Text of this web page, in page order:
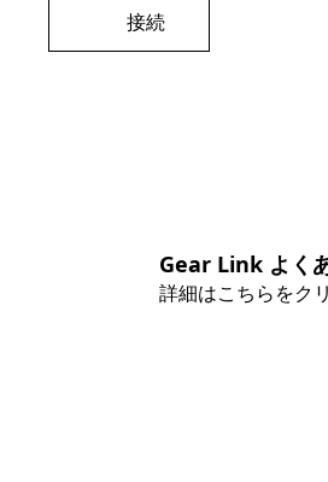
接続
Gear Link よく
詳細はこちらをク